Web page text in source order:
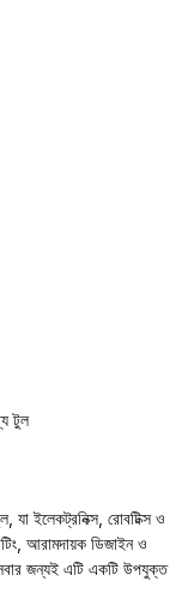
টুল
ইলেকট্রনিক্স, রোবটিক্স ও
আরামদায়ক ডিজাইন ও
সবার জন্যই এটি একটি উপযুক্ত